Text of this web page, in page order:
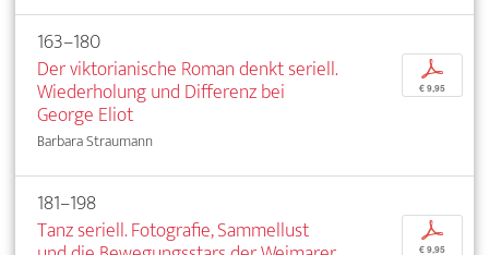
163–180
Der viktorianische Roman denkt seriell.
Wiederholung und Differenz bei
George Eliot
Barbara Straumann
p
€ 9,95
181–198
Tanz seriell. Fotografie, Sammellust
p
€ 9,95